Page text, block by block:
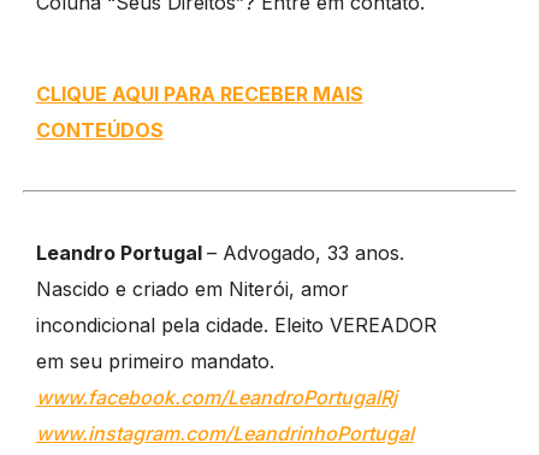
CLIQUE AQUI PARA RECEBER MAIS
CONTEÚDOS
Leandro Portugal – Advogado, 33 anos.
Nascido e criado em Niterói, amor
incondicional pela cidade. Eleito VEREADOR
em seu primeiro mandato.
www.facebook.com/LeandroPortugalRj
www.instagram.com/LeandrinhoPortugal